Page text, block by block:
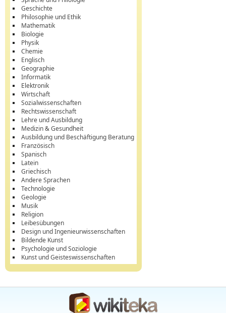
Geschichte
Philosophie und Ethik
Mathematik
Biologie
Physik
Chemie
Englisch
Geographie
Informatik
Elektronik
Wirtschaft
Sozialwissenschaften
Rechtswissenschaft
Lehre und Ausbildung
Medizin & Gesundheit
Ausbildung und Beschäftigung Beratung
Französisch
Spanisch
Latein
Griechisch
Andere Sprachen
Technologie
Geologie
Musik
Religion
Leibesübungen
Design und Ingenieurwissenschaften
Bildende Kunst
Psychologie und Soziologie
Kunst und Geisteswissenschaften